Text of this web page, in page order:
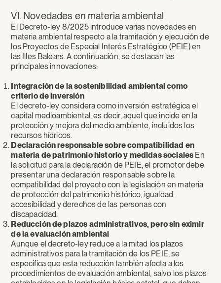
VI. Novedades en materia ambiental
El Decreto-ley 8/2025 introduce varias novedades en
materia ambiental respecto a la tramitación y ejecución de
los Proyectos de Especial Interés Estratégico (PEIE) en
las Illes Balears. A continuación, se destacan las
principales innovaciones:
Integración de la sostenibilidad ambiental como
criterio de inversión
El decreto-ley considera como inversión estratégica el
capital medioambiental, es decir, aquel que incide en la
protección y mejora del medio ambiente, incluidos los
recursos hídricos.
Declaración responsable sobre compatibilidad en
materia de patrimonio historio y medidas sociales En
la solicitud para la declaración de PEIE, el promotor debe
presentar una declaración responsable sobre la
compatibilidad del proyecto con la legislación en materia
de protección del patrimonio histórico, igualdad,
accesibilidad y derechos de las personas con
discapacidad.
Reducción de plazos administrativos, pero sin eximir
de la evaluación ambiental
Aunque el decreto-ley reduce a la mitad los plazos
administrativos para la tramitación de los PEIE, se
especifica que esta reducción también afecta a los
procedimientos de evaluación ambiental, salvo los plazos